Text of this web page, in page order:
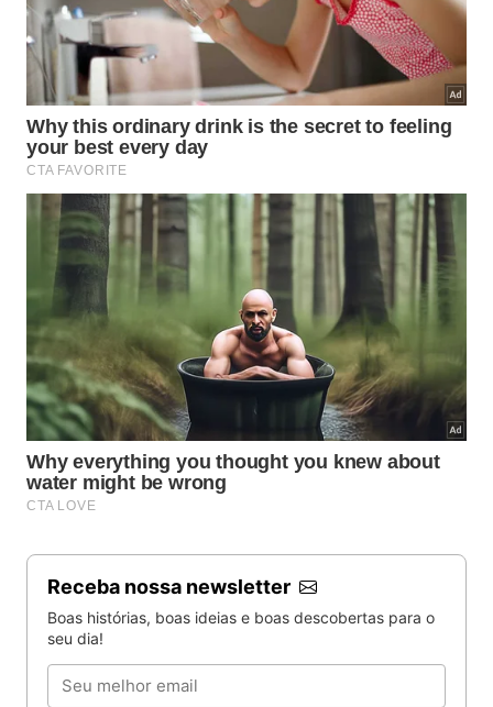
Receba nossa newsletter
Boas histórias, boas ideias e boas descobertas para o
seu dia!
Email